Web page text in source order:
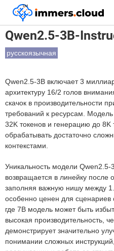
™
Главная Модели Qwen2.5-3B-
Qwen2.5-3B-
русскоязычная
Qwen2.5-3B включает 3
архитектуру 16/2 голов
скачок в производительности
требований к ресурсам.
32K токенов и генерацию до 8K
обрабатывать достаточно
контекстами.
Уникальность модели Qwen2.5-
возвращается в линейку после
заполняя важную нишу между
особенно ценен для сценариев
где 7B модель может быть
высокая производительность,
демонстрирует значительно
понимании сложных